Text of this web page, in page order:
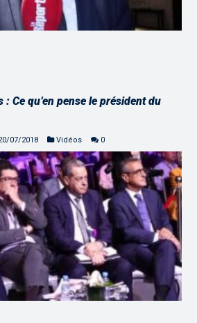
Ce qu’en pense le président du
07/2018 Vidéos 0